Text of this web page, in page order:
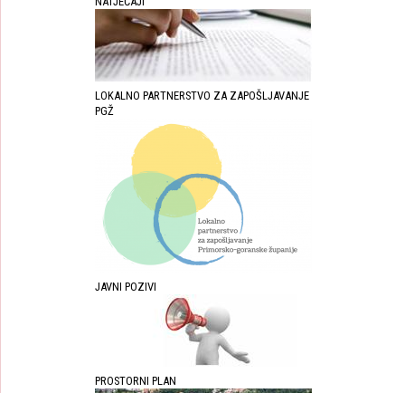
LOKALNO PARTNERSTVO ZA ZAPOŠLJAVANJE
PGŽ
JAVNI POZIVI
PROSTORNI PLAN